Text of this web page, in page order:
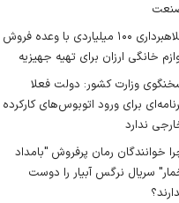
کلاهبرداری ۱۰۰ میلیاردی با وعده فروش
خانگی ارزان برای تهیه جهیزیه
وزارت کشور: دولت فعلا
برای ورود اتوبوس‌های کارکرده
ندارد
خوانندگان رمان پرفروش "بامداد
سریال نرگس آبیار را دوست